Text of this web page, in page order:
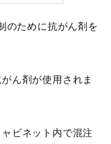
のために抗がん剤を
ん剤が使用されま
ビネット内で混注